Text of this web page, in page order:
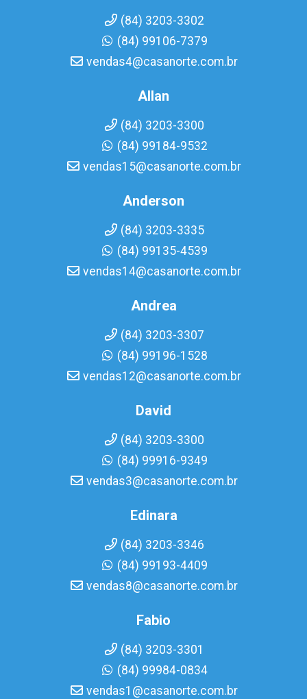
(84) 3203-3302
(84) 99106-7379
vendas4@casanorte.com.br
Allan
(84) 3203-3300
(84) 99184-9532
vendas15@casanorte.com.br
Anderson
(84) 3203-3335
(84) 99135-4539
vendas14@casanorte.com.br
Andrea
(84) 3203-3307
(84) 99196-1528
vendas12@casanorte.com.br
David
(84) 3203-3300
(84) 99916-9349
vendas3@casanorte.com.br
Edinara
(84) 3203-3346
(84) 99193-4409
vendas8@casanorte.com.br
Fabio
(84) 3203-3301
(84) 99984-0834
vendas1@casanorte.com.br